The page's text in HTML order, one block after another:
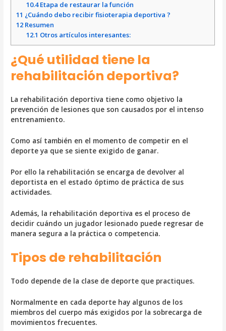
10.4Etapa de restaurar la función
11 ¿Cuándo debo recibir fisioterapia deportiva ?
12 Resumen
12.1 Otros artículos interesantes:
¿Qué utilidad tiene la
rehabilitación deportiva?
La rehabilitación deportiva tiene como objetivo la
prevención de lesiones que son causados por el intenso
entrenamiento.
Como así también en el momento de competir en el
deporte ya que se siente exigido de ganar.
Por ello la rehabilitación se encarga de devolver al
deportista en el estado óptimo de práctica de sus
actividades.
Además, la rehabilitación deportiva es el proceso de
decidir cuándo un jugador lesionado puede regresar de
manera segura a la práctica o competencia.
Tipos de rehabilitación
Todo depende de la clase de deporte que practiques.
Normalmente en cada deporte hay algunos de los
miembros del cuerpo más exigidos por la sobrecarga de
movimientos frecuentes.